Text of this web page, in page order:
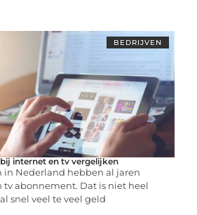
BEDRIJVEN
internet en tv vergelijken
in Nederland hebben al jaren
abonnement. Dat is niet heel
snel veel te veel geld